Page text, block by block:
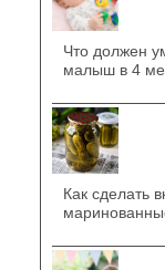
Что должен
малыш в 4
Как сделать